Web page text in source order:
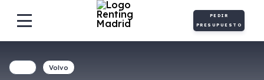
PEDIR
PRESUPUESTO
Volvo